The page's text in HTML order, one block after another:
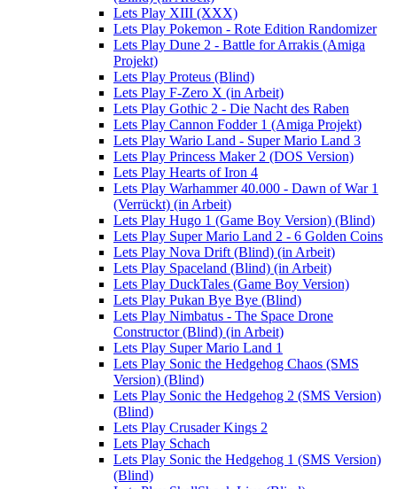
Lets Play XIII (XXX)
Lets Play Pokemon - Rote Edition Randomizer
Lets Play Dune 2 - Battle for Arrakis (Amiga
Projekt)
Lets Play Proteus (Blind)
Lets Play F-Zero X (in Arbeit)
Lets Play Gothic 2 - Die Nacht des Raben
Lets Play Cannon Fodder 1 (Amiga Projekt)
Lets Play Wario Land - Super Mario Land 3
Lets Play Princess Maker 2 (DOS Version)
Lets Play Hearts of Iron 4
Lets Play Warhammer 40.000 - Dawn of War 1
(Verrückt) (in Arbeit)
Lets Play Hugo 1 (Game Boy Version) (Blind)
Lets Play Super Mario Land 2 - 6 Golden Coins
Lets Play Nova Drift (Blind) (in Arbeit)
Lets Play Spaceland (Blind) (in Arbeit)
Lets Play DuckTales (Game Boy Version)
Lets Play Pukan Bye Bye (Blind)
Lets Play Nimbatus - The Space Drone
Constructor (Blind) (in Arbeit)
Lets Play Super Mario Land 1
Lets Play Sonic the Hedgehog Chaos (SMS
Version) (Blind)
Lets Play Sonic the Hedgehog 2 (SMS Version)
(Blind)
Lets Play Crusader Kings 2
Lets Play Schach
Lets Play Sonic the Hedgehog 1 (SMS Version)
(Blind)